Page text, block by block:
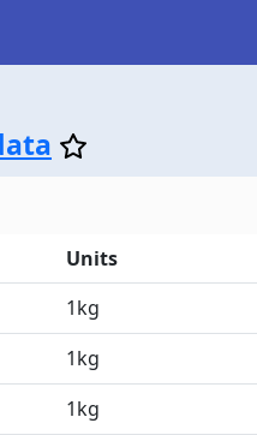
Units
1kg
1kg
1kg